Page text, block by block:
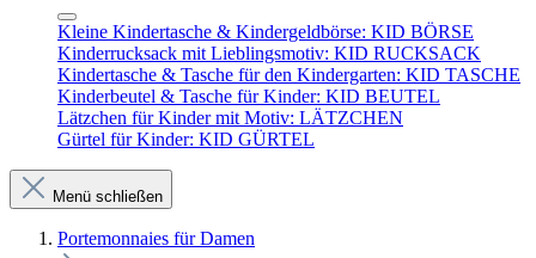
Kleine Kindertasche & Kindergeldbörse: KID BÖRSE
Kinderrucksack mit Lieblingsmotiv: KID RUCKSACK
Kindertasche & Tasche für den Kindergarten: KID TASCHE
Kinderbeutel & Tasche für Kinder: KID BEUTEL
Lätzchen für Kinder mit Motiv: LÄTZCHEN
Gürtel für Kinder: KID GÜRTEL
Menü schließen
Portemonnaies für Damen